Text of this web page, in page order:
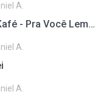
A.
A Banca 021, DaLua e Kafé - Pra Você Lembrar
A.
A.